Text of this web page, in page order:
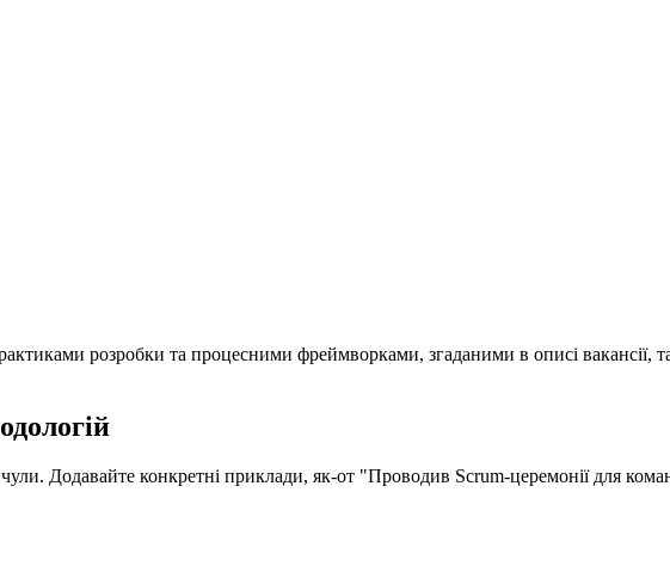
розробки та процесними фреймворками, згаданими в описі
Додавайте конкретні приклади, як-от "Проводив Scrum-церемонії для